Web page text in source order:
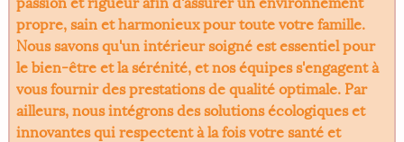
propre, sain et harmonieux pour toute votre famille.
Nous savons qu'un intérieur soigné est essentiel pour
le bien-être et la sérénité, et nos équipes s'engagent à
vous fournir des prestations de qualité optimale. Par
ailleurs, nous intégrons des solutions écologiques et
innovantes qui respectent à la fois votre santé et